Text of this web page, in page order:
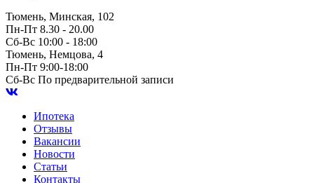
Тюмень, Минская, 102
Пн-Пт 8.30 - 20.00
Сб-Вс 10:00 - 18:00
Тюмень, Немцова, 4
Пн-Пт 9:00-18:00
Сб-Вс По предварительной записи
Ипотека
Отзывы
Вакансии
Новости
Статьи
Контакты